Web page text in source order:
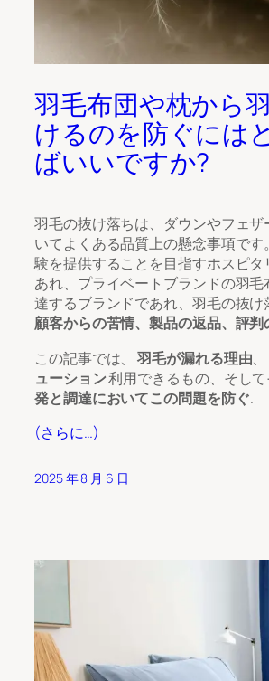
羽毛布団や枕から
けるのを防ぐには
ばいいですか?
羽毛の抜け落ちは、ダウンやフェ
いてよくある品質上の懸念事項で
験を提供することを目指すホスピ
あれ、プライベートブランドの羽
達するブランドであれ、羽毛の抜け
顧客からの苦情、製品の返品、評判
この記事では、羽毛が漏れる理由
ューション利用できるもの、そし
発と調達においてこの問題を防ぐ.
(さらに…)
2025 年 8 月 6 日